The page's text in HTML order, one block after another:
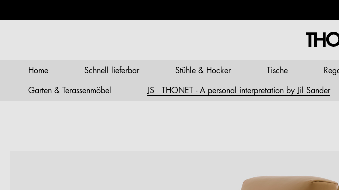
Home Schnell lieferbar Stühle & Hocker Tische
Garten & Terassenmöbel JS . THONET - A personal interpretation by Jil Sander